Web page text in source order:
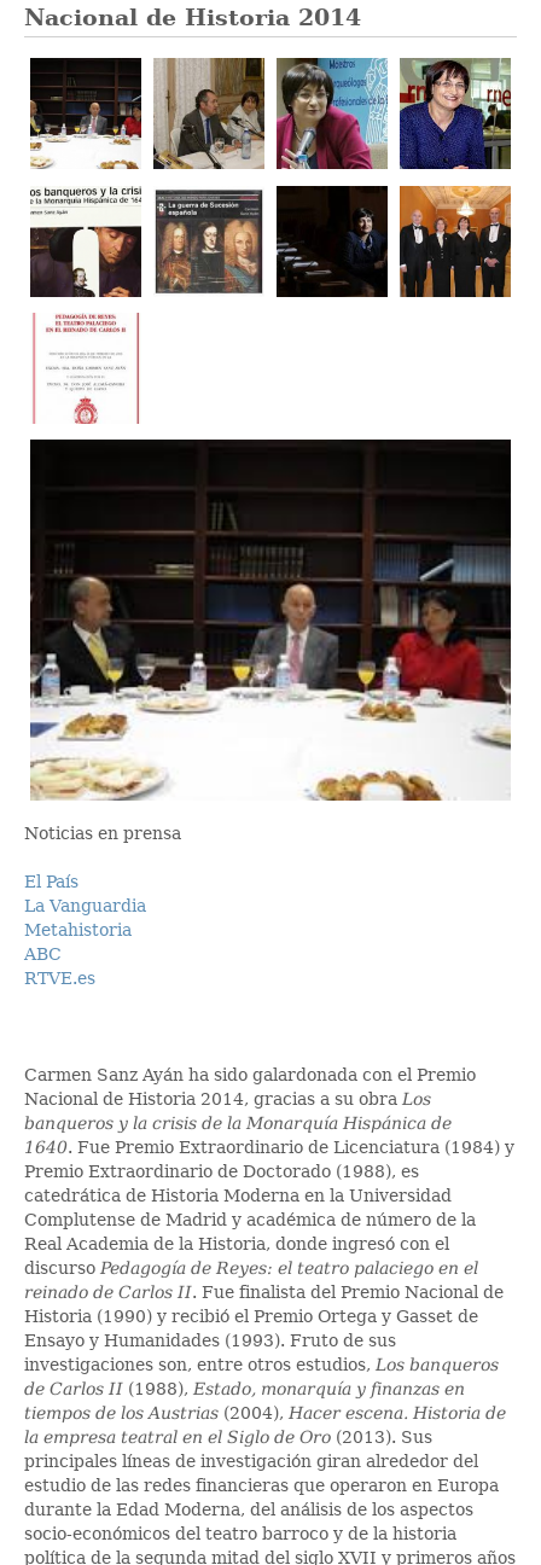
Nacional de Historia 2014
Noticias en prensa
El País
La Vanguardia
Metahistoria
ABC
RTVE.es
Carmen Sanz Ayán ha sido galardonada con el Premio
Nacional de Historia 2014, gracias a su obra Los
banqueros y la crisis de la Monarquía Hispánica de
1640. Fue Premio Extraordinario de Licenciatura (1984) y
Premio Extraordinario de Doctorado (1988), es
catedrática de Historia Moderna en la Universidad
Complutense de Madrid y académica de número de la
Real Academia de la Historia, donde ingresó con el
discurso Pedagogía de Reyes: el teatro palaciego en el
reinado de Carlos II. Fue finalista del Premio Nacional de
Historia (1990) y recibió el Premio Ortega y Gasset de
Ensayo y Humanidades (1993). Fruto de sus
investigaciones son, entre otros estudios, Los banqueros
de Carlos II (1988), Estado, monarquía y finanzas en
tiempos de los Austrias (2004), Hacer escena. Historia de
la empresa teatral en el Siglo de Oro (2013). Sus
principales líneas de investigación giran alrededor del
estudio de las redes financieras que operaron en Europa
durante la Edad Moderna, del análisis de los aspectos
socio-económicos del teatro barroco y de la historia
política de la segunda mitad del siglo XVII y primeros años